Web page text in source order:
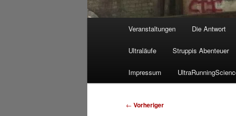
Veranstaltungen Die Antwort
Ultraläufe Struppis Abenteuer
Impressum
Beitragsnavigation
← Vorheriger